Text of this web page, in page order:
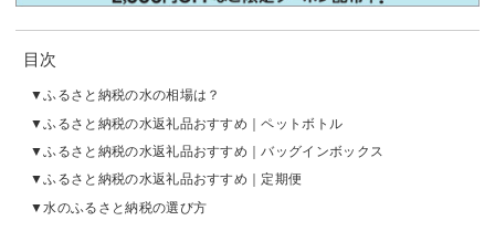
目次
ふるさと納税の水の相場は？
ふるさと納税の水返礼品おすすめ｜ペットボトル
ふるさと納税の水返礼品おすすめ｜バッグインボックス
ふるさと納税の水返礼品おすすめ｜定期便
水のふるさと納税の選び方